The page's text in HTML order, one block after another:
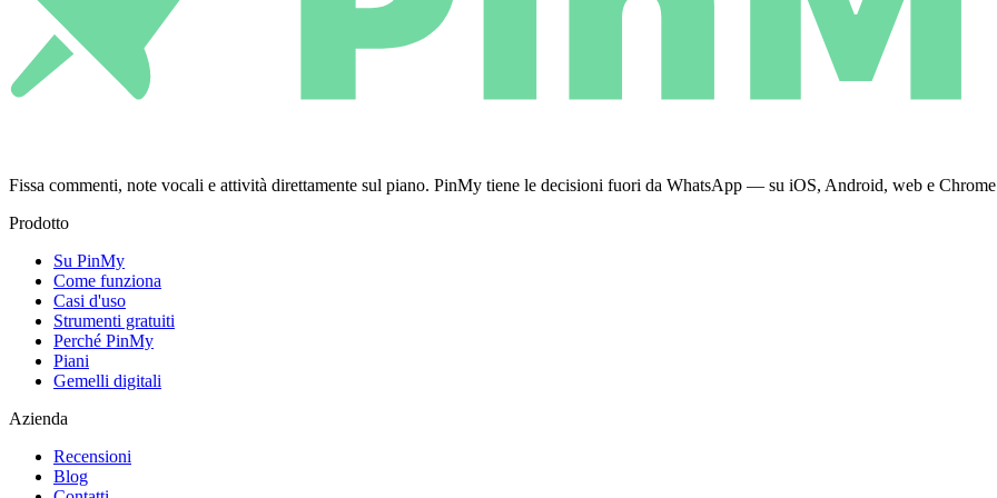
Fissa commenti, note vocali e attività direttamente sul piano. PinMy tiene le decisioni fuori da WhatsApp — su iOS, Android, web e
Prodotto
Su PinMy
Come funziona
Casi d'uso
Strumenti gratuiti
Perché PinMy
Piani
Gemelli digitali
Azienda
Recensioni
Blog